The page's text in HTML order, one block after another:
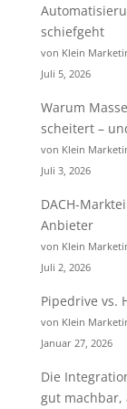
schiefgeht
von Klein
Juli 5, 2026
Warum
scheitert –
von Klein
Juli 3, 2026
DACH-
Anbieter
von Klein
Juli 2, 2026
Pipedrive vs.
von Klein
Januar 27, 2026
Die
gut